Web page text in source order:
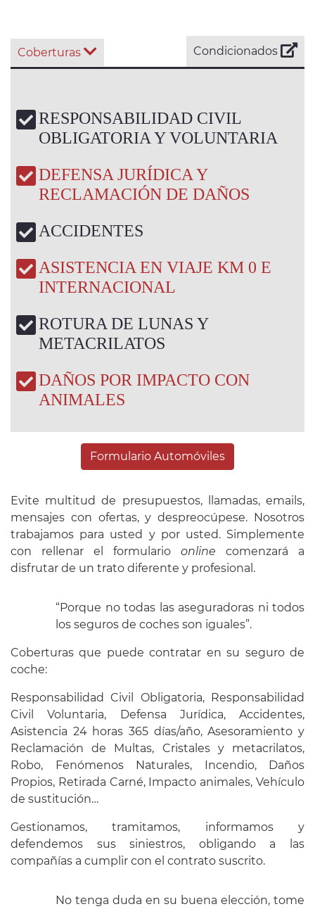
Coberturas Condicionados
RESPONSABILIDAD CIVIL
OBLIGATORIA Y VOLUNTARIA
DEFENSA JURÍDICA Y
RECLAMACIÓN DE DAÑOS
ACCIDENTES
ASISTENCIA EN VIAJE KM 0 E
INTERNACIONAL
ROTURA DE LUNAS Y
METACRILATOS
DAÑOS POR IMPACTO CON
ANIMALES
Formulario Automóviles
Evite multitud de presupuestos, llamadas, emails,
mensajes con ofertas, y despreocúpese. Nosotros
trabajamos para usted y por usted. Simplemente
con rellenar el formulario online comenzará a
disfrutar de un trato diferente y profesional.
“Porque no todas las aseguradoras ni todos
los seguros de coches son iguales”.
Coberturas que puede contratar en su seguro de
coche:
Responsabilidad Civil Obligatoria, Responsabilidad
Civil Voluntaria, Defensa Jurídica, Accidentes,
Asistencia 24 horas 365 días/año, Asesoramiento y
Reclamación de Multas, Cristales y metacrilatos,
Robo, Fenómenos Naturales, Incendio, Daños
Propios, Retirada Carné, Impacto animales, Vehículo
de sustitución…
Gestionamos, tramitamos, informamos y
defendemos sus siniestros, obligando a las
compañías a cumplir con el contrato suscrito.
No tenga duda en su buena elección, tome